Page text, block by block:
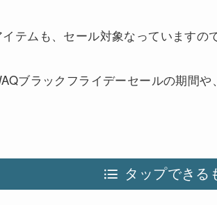
イテムも、セール対象なっていますの
ブラックフライデーセールの期間
タップできる